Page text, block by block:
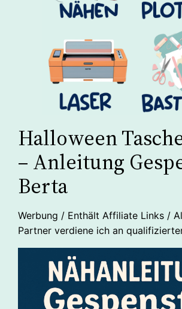
Halloween
– Anleitung
Berta
Werbung / Enthält Affiliate Links /
Partner verdiene ich an